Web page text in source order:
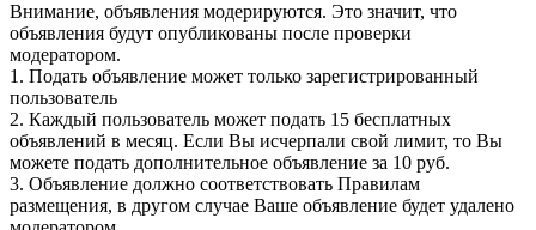
Внимание, объявления модерируются. Это значит, что
объявления будут опубликованы после проверки
модератором.
1. Подать объявление может только зарегистрированный
пользователь
2. Каждый пользователь может подать 15 бесплатных
объявлений в месяц. Если Вы исчерпали свой лимит, то Вы
можете подать дополнительное объявление за 10 руб.
3. Объявление должно соответствовать Правилам
размещения, в другом случае Ваше объявление будет удалено